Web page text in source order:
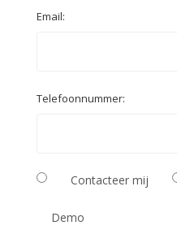
Email:
Telefoonnummer:
Contacteer mij
Demo